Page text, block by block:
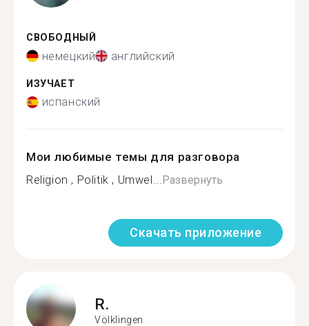
СВОБОДНЫЙ
немецкий английский
ИЗУЧАЕТ
испанский
Мои любимые темы для разговора
Religion , Politik , Umwel...Развернуть
Скачать приложение
R.
Völklingen